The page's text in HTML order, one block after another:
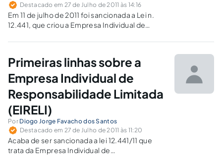
Destacado em 27 de Julho de 2011 às 14:16
Em 11 de julho de 2011 foi sancionada a Lei n.
12.441, que criou a Empresa Individual de
tipo de pessoa jurídica caracteriza-se por
de 100% (cem…
Primeiras linhas sobre a
Empresa Individual de
Responsabilidade Limitada
(EIRELI)
Por Diogo Jorge Favacho dos Santos
Destacado em 27 de Julho de 2011 às 11:20
Acaba de ser sancionada a lei 12.441/11 que
trata da Empresa Individual de